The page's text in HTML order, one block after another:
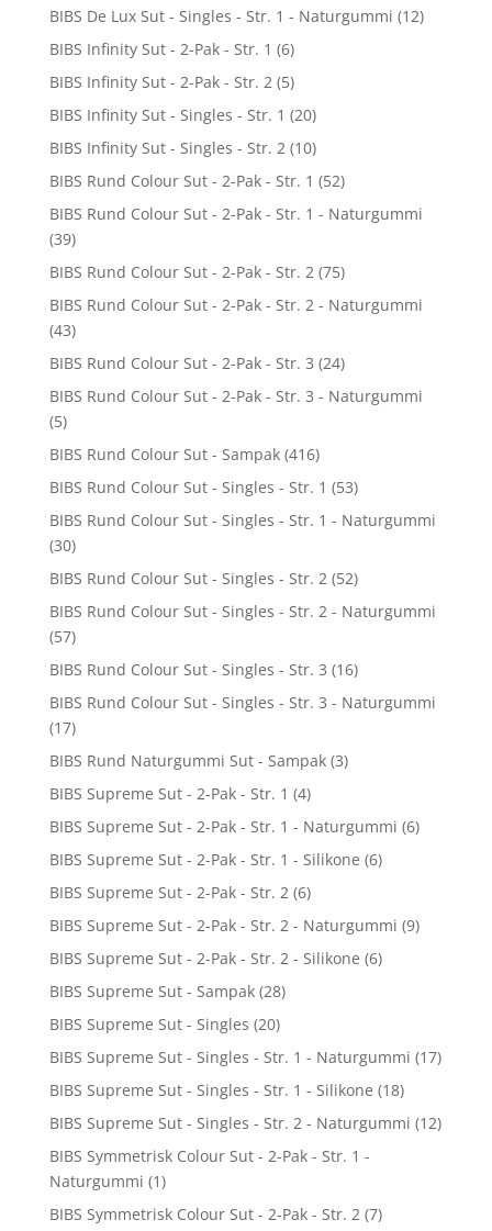
BIBS De Lux Sut - Singles - Str. 1 - Naturgummi (12)
BIBS Infinity Sut - 2-Pak - Str. 1 (6)
BIBS Infinity Sut - 2-Pak - Str. 2 (5)
BIBS Infinity Sut - Singles - Str. 1 (20)
BIBS Infinity Sut - Singles - Str. 2 (10)
BIBS Rund Colour Sut - 2-Pak - Str. 1 (52)
BIBS Rund Colour Sut - 2-Pak - Str. 1 - Naturgummi
(39)
BIBS Rund Colour Sut - 2-Pak - Str. 2 (75)
BIBS Rund Colour Sut - 2-Pak - Str. 2 - Naturgummi
(43)
BIBS Rund Colour Sut - 2-Pak - Str. 3 (24)
BIBS Rund Colour Sut - 2-Pak - Str. 3 - Naturgummi
(5)
BIBS Rund Colour Sut - Sampak (416)
BIBS Rund Colour Sut - Singles - Str. 1 (53)
BIBS Rund Colour Sut - Singles - Str. 1 - Naturgummi
(30)
BIBS Rund Colour Sut - Singles - Str. 2 (52)
BIBS Rund Colour Sut - Singles - Str. 2 - Naturgummi
(57)
BIBS Rund Colour Sut - Singles - Str. 3 (16)
BIBS Rund Colour Sut - Singles - Str. 3 - Naturgummi
(17)
BIBS Rund Naturgummi Sut - Sampak (3)
BIBS Supreme Sut - 2-Pak - Str. 1 (4)
BIBS Supreme Sut - 2-Pak - Str. 1 - Naturgummi (6)
BIBS Supreme Sut - 2-Pak - Str. 1 - Silikone (6)
BIBS Supreme Sut - 2-Pak - Str. 2 (6)
BIBS Supreme Sut - 2-Pak - Str. 2 - Naturgummi (9)
BIBS Supreme Sut - 2-Pak - Str. 2 - Silikone (6)
BIBS Supreme Sut - Sampak (28)
BIBS Supreme Sut - Singles (20)
BIBS Supreme Sut - Singles - Str. 1 - Naturgummi (17)
BIBS Supreme Sut - Singles - Str. 1 - Silikone (18)
BIBS Supreme Sut - Singles - Str. 2 - Naturgummi (12)
BIBS Symmetrisk Colour Sut - 2-Pak - Str. 1 -
Naturgummi (1)
BIBS Symmetrisk Colour Sut - 2-Pak - Str. 2 (7)